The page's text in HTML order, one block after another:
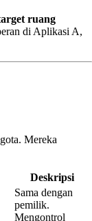
ruang
di Aplikasi A,
Mereka
Deskripsi
Sama dengan
pemilik.
Mengontrol